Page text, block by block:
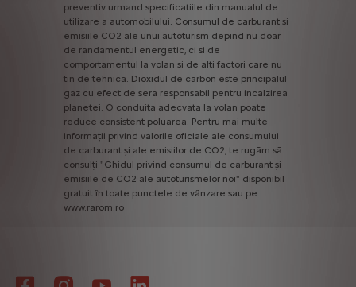
preventiv urmand specificatiile din manualul de
utilizare a automobilului. Consumul de carburant si
emisiile CO2 ale unui autoturism depind nu doar
de randamentul energetic, ci si de
comportamentul la volan si de alti factori care nu
tin de tehnica. Dioxidul de carbon este principalul
gaz cu efect de sera responsabil pentru incalzirea
planetei. O conduita adecvata la volan poate
reduce consistent poluarea. Pentru mai multe
informații privind valorile oficiale ale consumului
de carburant și ale emisiilor de CO2, te rugăm să
consulți "Ghidul privind consumul de carburant și
emisiile de CO2 ale autoturismelor noi" disponibil
gratuit în toate punctele de vânzare sau pe
www.rarom.ro